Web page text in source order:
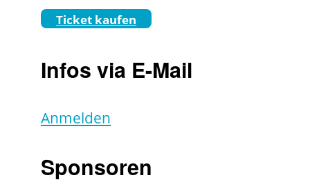
Ticket kaufen
Infos via E-Mail
Anmelden
Sponsoren